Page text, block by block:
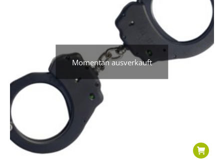
Momentan ausverkauft